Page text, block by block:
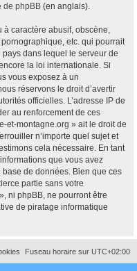
de phpBB (en anglais).
à caractère abusif, obscène,
etc. qui pourrait
dans lequel le serveur de
la loi internationale. Si
vous exposez à un
réservons le droit d’avertir
officielles. L’adresse IP de
au renforcement de ces
et-montagne.org » ait le droit de
n’importe quel sujet et
cela nécessaire. En tant
que vous avez
de données. Bien que ces
partie sans votre
ni phpBB, ne pourront être
de piratage informatique
Fuseau horaire sur UTC+02:00